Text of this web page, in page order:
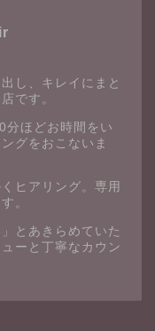
し、キレイにまと
です。
分ほどお時間をい
グをおこないま
ヒアリング。専用
。
とあきらめていた
ーと丁寧なカウン